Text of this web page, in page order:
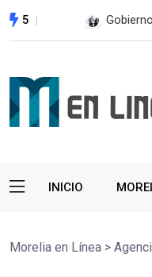
5 En 2do
INICIO
Morelia en Línea >